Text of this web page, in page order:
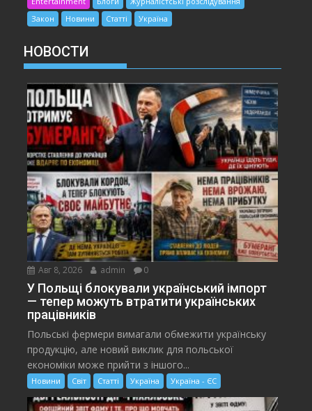
Закон
Новини Статті Україна
НОВОСТИ
Авг 8, 2026 admin 0
У Польщі блокували український імпорт
— тепер можуть втратити українських
працівників
Польські фермери вимагали обмежити українську
продукцію, але новий виклик для польської
економіки може прийти з іншого...
Новини Світ Статті Україна Україна - ЄС